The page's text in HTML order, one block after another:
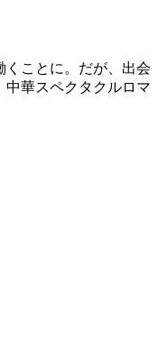
ことに。だが、出会
華スペクタクルロマ